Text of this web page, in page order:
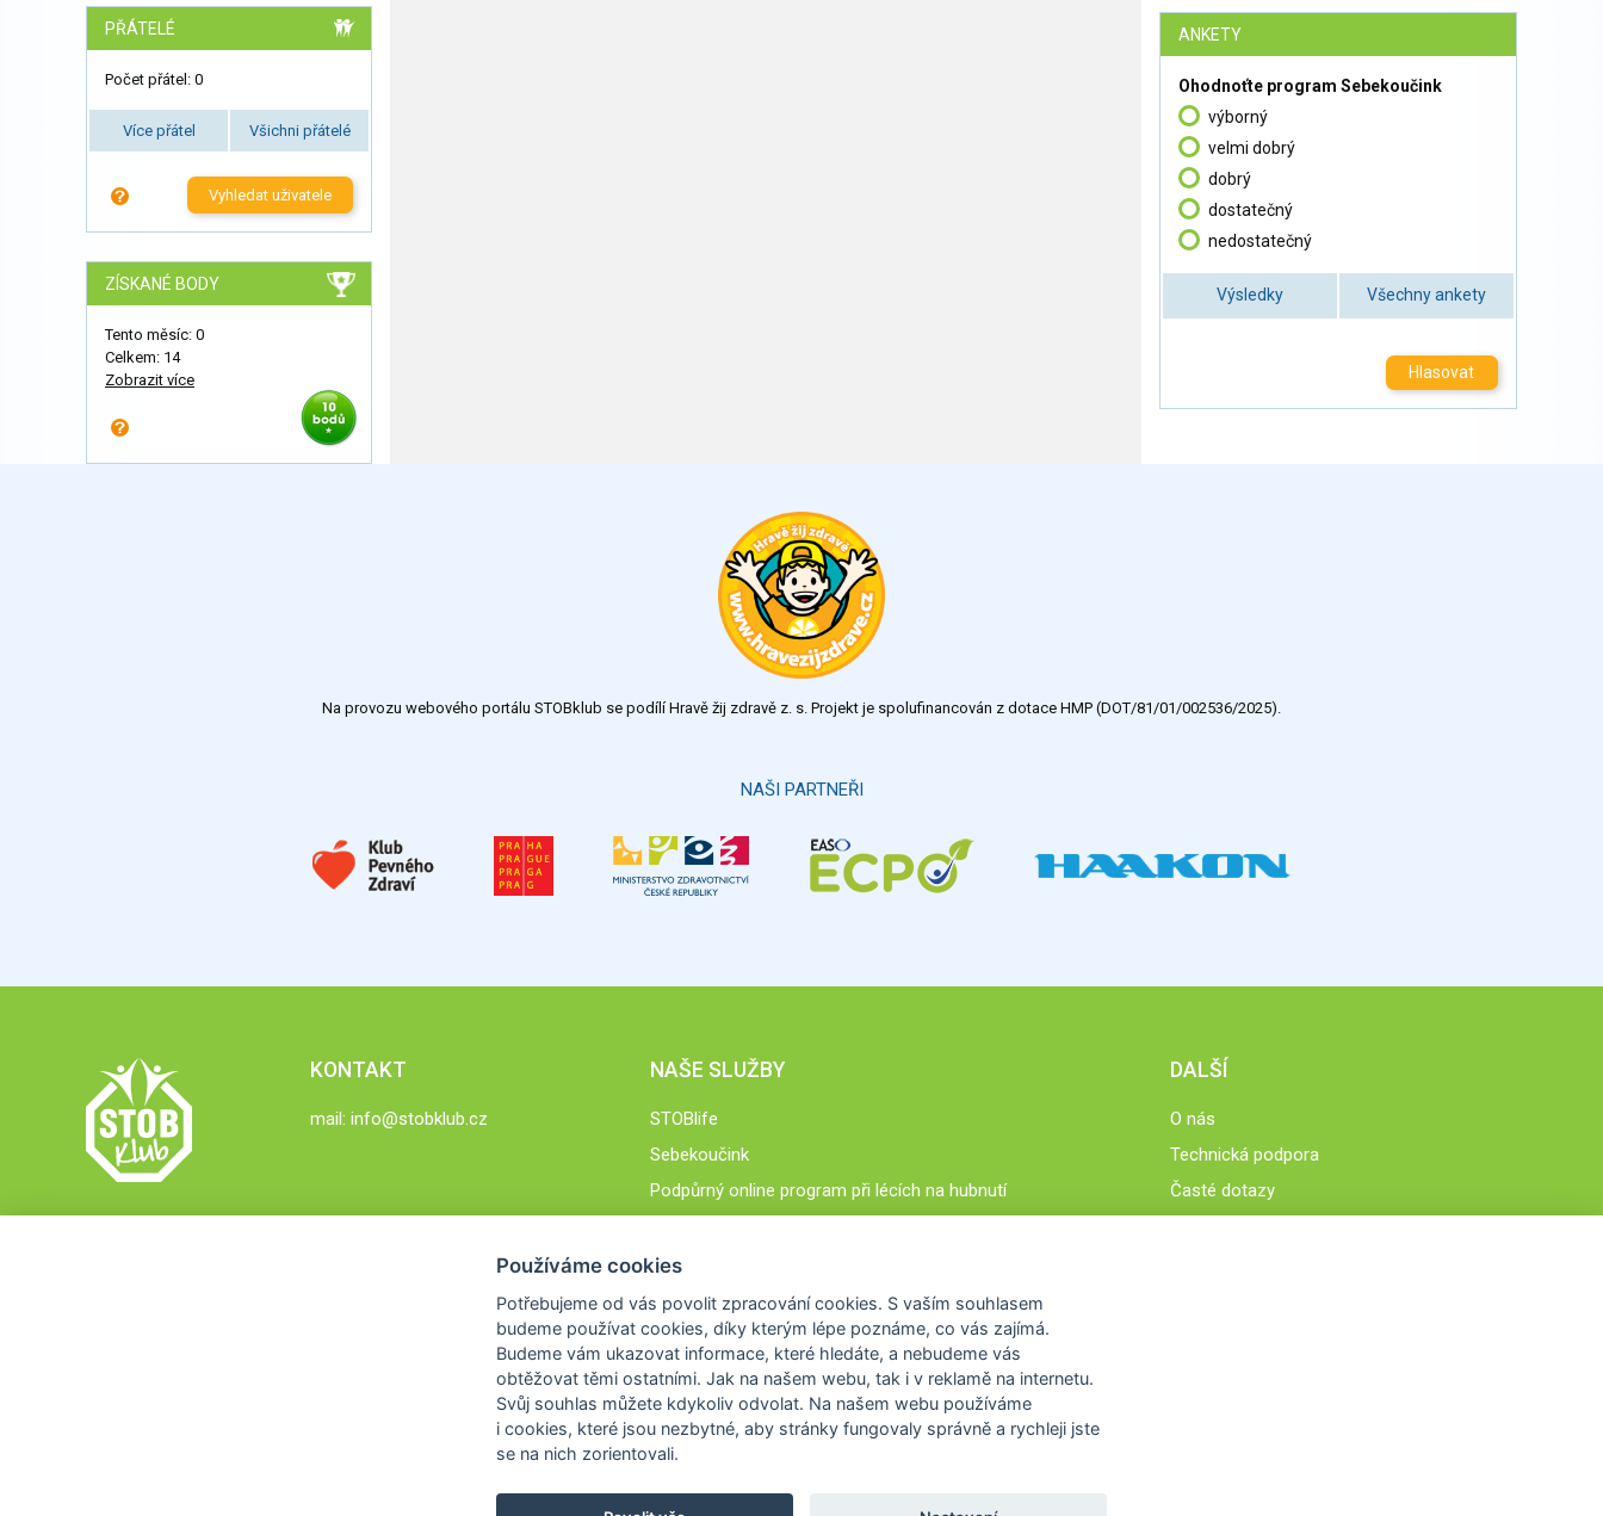
PŘÁTELÉ
Počet přátel: 0
Více přátel Všichni přátelé
Vyhledat uživatele
ZÍSKANÉ BODY
Tento měsíc: 0
Celkem: 14
Zobrazit více
ANKETY
Ohodnoťte program Sebekoučink
výborný
velmi dobrý
dobrý
dostatečný
nedostatečný
Výsledky Všechny ankety
Hlasovat
Na provozu webového portálu STOBklub se podílí Hravě žij zdravě z. s. Projekt je spolufinancován z dotace HMP (DOT/81/01/002536/2025).
NAŠI PARTNEŘI
KONTAKT
mail: info@stobklub.cz
NAŠE SLUŽBY
STOBlife
Sebekoučink
Podpůrný online program při lécích na hubnutí
DALŠÍ
O nás
Technická podpora
Časté dotazy
Používáme cookies
Potřebujeme od vás povolit zpracování cookies. S vaším souhlasem
budeme používat cookies, díky kterým lépe poznáme, co vás zajímá.
Budeme vám ukazovat informace, které hledáte, a nebudeme vás
obtěžovat těmi ostatními. Jak na našem webu, tak i v reklamě na internetu.
Svůj souhlas můžete kdykoliv odvolat. Na našem webu používáme
i cookies, které jsou nezbytné, aby stránky fungovaly správně a rychleji jste
se na nich zorientovali.